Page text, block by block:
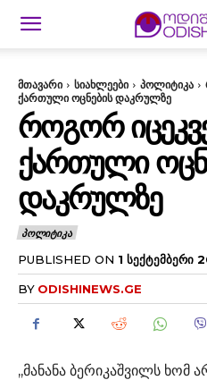
მთავარი სიახლეები პოლიტიკა
ქართული ოცნების დაკრულზე
ᲠᲝᲒᲝᲠ
ᲥᲐᲠᲗᲣᲚᲘ
ᲓᲐᲙᲠᲣᲚᲖᲔ
ᲞᲝᲚᲘᲢᲘᲙᲐ
PUBLISHED ON 1 ᲡᲔᲥᲢᲔᲛᲑᲔᲠᲘ
BY ODISHINEWS.GE
,,მანანა ბერიკაშვილს ხომ